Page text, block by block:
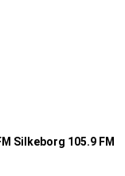
Silkeborg 105.9 FM